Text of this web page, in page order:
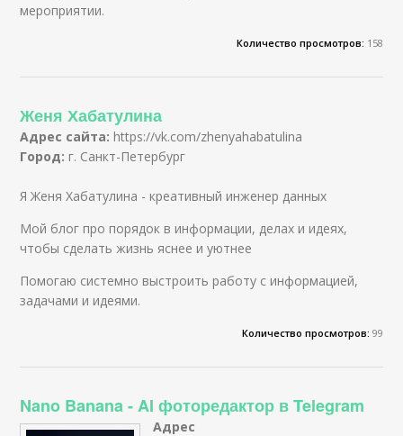
мероприятии.
Количество просмотров: 158
Женя Хабатулина
Адрес сайта: https://vk.com/zhenyahabatulina
Город: г. Санкт-Петербург
Я Женя Хабатулина - креативный инженер данных
Мой блог про порядок в информации, делах и идеях,
чтобы сделать жизнь яснее и уютнее
Помогаю системно выстроить работу с информацией,
задачами и идеями.
Количество просмотров: 99
Nano Banana - AI фоторедактор в Telegram
Адрес